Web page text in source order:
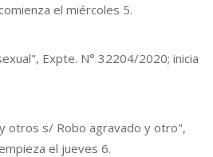
el miércoles 5.
Expte. N° 32204/2020; inicia
y otros s/ Robo agravado y otro",
el jueves 6.